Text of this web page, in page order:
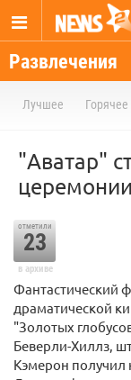
Развлечения
Лучшее Горячее
"Аватар"
отметили
23
в архиве
Фантастический
драматической
"Золотых
Беверли-Хиллз,
Кэмерон получил